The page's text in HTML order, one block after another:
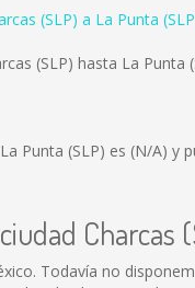
(SLP) a La Punta
(SLP) hasta La Punta
Punta (SLP) es (N/A) y
Charcas
Todavía no